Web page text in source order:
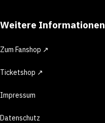
Weitere Informationen
Zum Fanshop ↗
Ticketshop ↗
Impressum
Datenschutz